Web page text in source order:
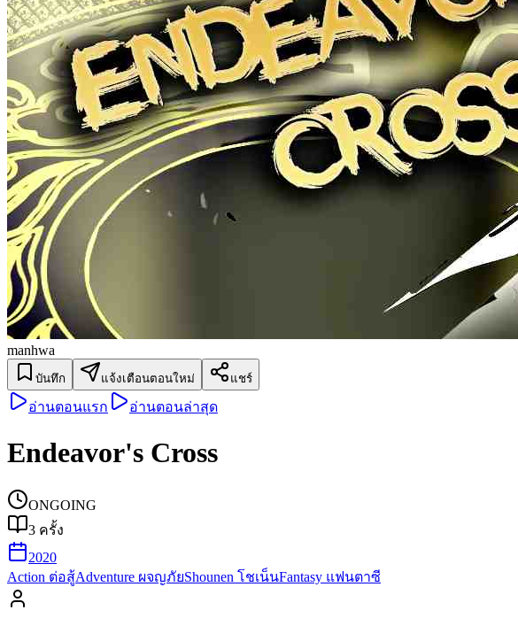
manhwa
บันทึก แจ้งเตือนตอนใหม่ แชร์
อ่านตอนแรก อ่านตอนล่าสุด
Endeavor's Cross
ONGOING
3 ครั้ง
2020
Action ต่อสู้Adventure ผจญภัยShounen โชเน็นFantasy แฟนตาซี